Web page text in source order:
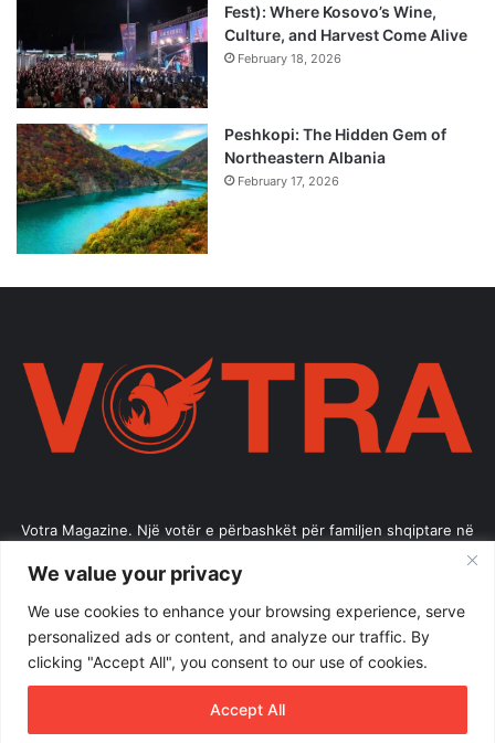
We value your privacy
We use cookies to enhance your browsing experience, serve
personalized ads or content, and analyze our traffic. By
clicking "Accept All", you consent to our use of cookies.
Accept All
Fest): Where Kosovo’s Wine,
Culture, and Harvest Come Alive
February 18, 2026
Peshkopi: The Hidden Gem of
Northeastern Albania
February 17, 2026
Votra Magazine. Një votër e përbashkët për familjen shqiptare në
mëmëdhe e të shpërndarë nëpër botë; një familje ku çdo brez ka
vlerë.
Enter
your